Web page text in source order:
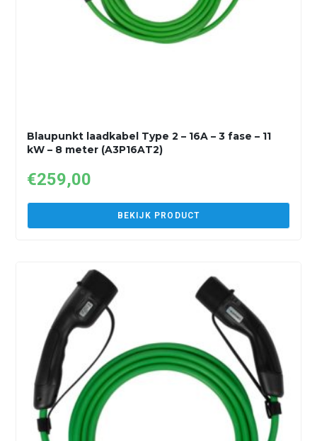
Blaupunkt laadkabel Type 2 – 16A – 3 fase – 11
kW – 8 meter (A3P16AT2)
€259,00
BEKIJK PRODUCT